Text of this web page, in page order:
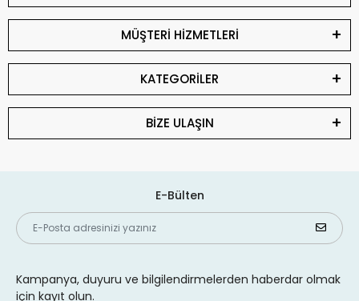
MÜŞTERİ HİZMETLERİ
KATEGORİLER
BİZE ULAŞIN
E-Bülten
Kampanya, duyuru ve bilgilendirmelerden haberdar olmak
için kayıt olun.